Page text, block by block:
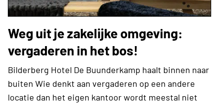
Weg uit je zakelijke omgeving:
vergaderen in het bos!
Bilderberg Hotel De Buunderkamp haalt binnen naar
buiten Wie denkt aan vergaderen op een andere
locatie dan het eigen kantoor wordt meestal niet